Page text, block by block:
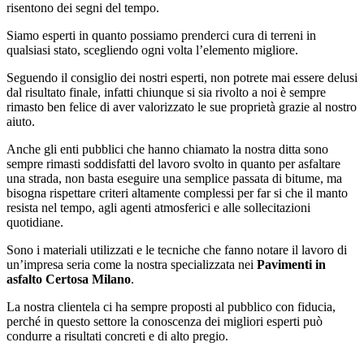
risentono dei segni del tempo.
Siamo esperti in quanto possiamo prenderci cura di terreni in
qualsiasi stato, scegliendo ogni volta l’elemento migliore.
Seguendo il consiglio dei nostri esperti, non potrete mai essere delusi
dal risultato finale, infatti chiunque si sia rivolto a noi è sempre
rimasto ben felice di aver valorizzato le sue proprietà grazie al nostro
aiuto.
Anche gli enti pubblici che hanno chiamato la nostra ditta sono
sempre rimasti soddisfatti del lavoro svolto in quanto per asfaltare
una strada, non basta eseguire una semplice passata di bitume, ma
bisogna rispettare criteri altamente complessi per far si che il manto
resista nel tempo, agli agenti atmosferici e alle sollecitazioni
quotidiane.
Sono i materiali utilizzati e le tecniche che fanno notare il lavoro di
un’impresa seria come la nostra specializzata nei Pavimenti in
asfalto Certosa Milano.
La nostra clientela ci ha sempre proposti al pubblico con fiducia,
perché in questo settore la conoscenza dei migliori esperti può
condurre a risultati concreti e di alto pregio.